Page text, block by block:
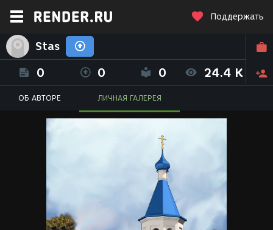
Поддержать
Stas
0 0 0 24.4 K
ОБ АВТОРЕ ЛИЧНАЯ ГАЛЕРЕЯ